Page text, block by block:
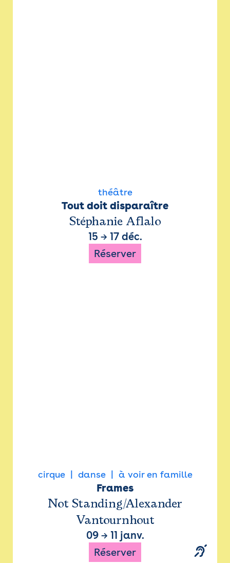
théâtre
Tout doit disparaître
Stéphanie Aflalo
15 → 17 déc.
Réserver
cirque danse à voir en famille
Frames
Not Standing/Alexander
Vantournhout
09→ 11 janv.
Réserver